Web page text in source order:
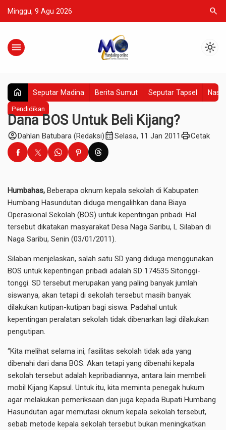
Minggu, 9 Agu 2026 search
menu light_mode
home Seputar Madina Berita Sumut Seputar Tapsel
Pendidikan
Dana BOS Untuk Beli Kijang?
account_circleDahlan Batubara (Redaksi)calendar_monthSelasa, 11 Jan 2011 printCetak
Humbahas, Beberapa oknum kepala sekolah di Kabupaten
Humbang Hasundutan diduga mengalihkan dana Biaya
Operasional Sekolah (BOS) untuk kepentingan pribadi. Hal
tersebut dikatakan masyarakat Desa Naga Saribu, L Silaban di
Naga Saribu, Senin (03/01/2011).
Silaban menjelaskan, salah satu SD yang diduga menggunakan
BOS untuk kepentingan pribadi adalah SD 174535 Sitonggi-
tonggi. SD tersebut merupakan yang paling banyak jumlah
siswanya, akan tetapi di sekolah tersebut masih banyak
dilakukan kutipan-kutipan bagi siswa. Padahal untuk
kepentingan peralatan sekolah tidak dibenarkan lagi dilakukan
pengutipan.
“Kita melihat selama ini, fasilitas sekolah tidak ada yang
dibenahi dari dana BOS. Akan tetapi yang dibenahi kepala
sekolah tersebut adalah kepribadiannya, antara lain membeli
mobil Kijang Kapsul. Untuk itu, kita meminta penegak hukum
agar melakukan pemeriksaan dan juga kepada Bupati Humbang
Hasundutan agar memutasi oknum kepala sekolah tersebut,
sebab metode kepala sekolah tersebut bukan meningkatkan